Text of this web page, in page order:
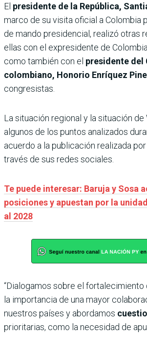
El presidente de la República,
marco de su visita oficial a Colombia
de mando presidencial, realizó otras
ellas con el expresidente de
como también con el presidente del
colombiano, Honorio Enríquez
congresistas.
La situación regional y la situación de
algunos de los puntos analizados
acuerdo a la publicación realizada
través de sus redes sociales.
Te puede interesar: Baruja y Sosa
posiciones y apuestan por la
al 2028
“Dialogamos sobre el fortalecimiento
la importancia de una mayor
nuestros países y abordamos
prioritarias, como la necesidad de